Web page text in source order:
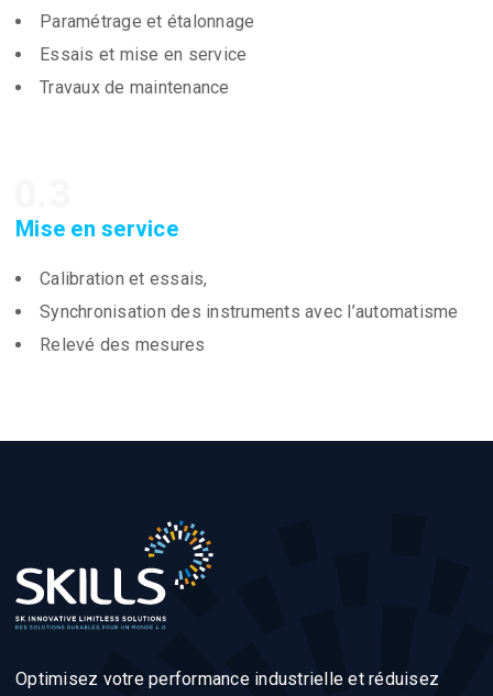
Paramétrage et étalonnage
Essais et mise en service
Travaux de maintenance
Mise en service
Calibration et essais,
Synchronisation des instruments avec l’automatisme
Relevé des mesures
Optimisez votre performance industrielle et réduisez